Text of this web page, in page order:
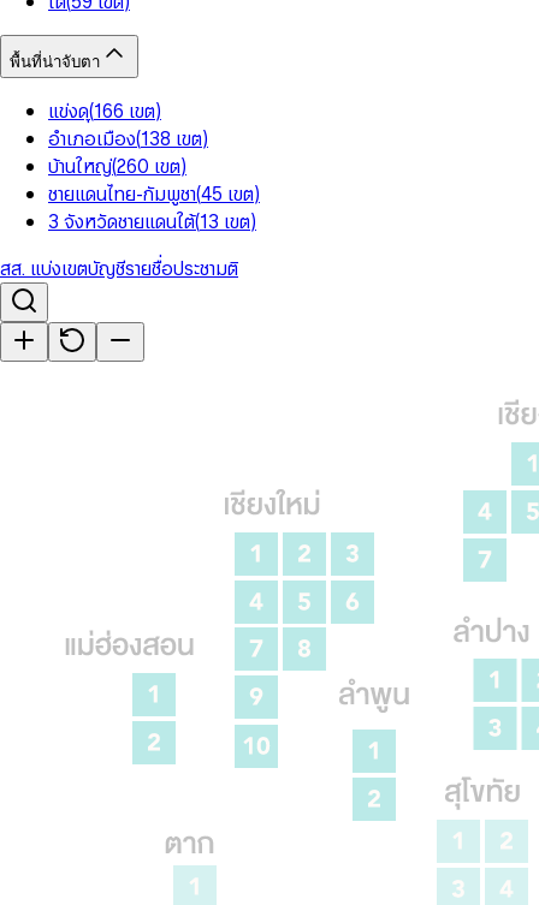
พื้นที่น่าจับตา
แข่งดุ(166 เขต)
อำเภอเมือง(138 เขต)
บ้านใหญ่(260 เขต)
ชายแดนไทย-กัมพูชา(45 เขต)
3 จังหวัดชายแดนใต้(13 เขต)
สส. แบ่งเขตบัญชีรายชื่อประชามติ